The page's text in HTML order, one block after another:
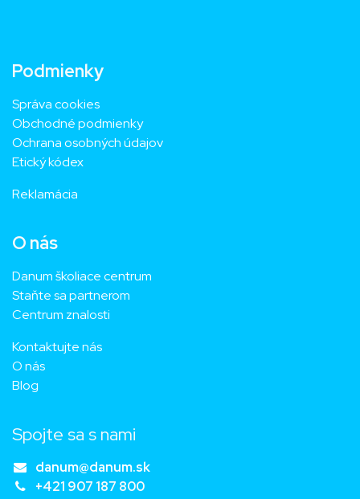
Podmienky
Správa cookies
Obchodné podmienky
Ochrana osobných údajov
Etický kódex
Reklamácia
O nás
Danum školiace centrum
Staňte sa partnerom
Centrum znalosti
Kontaktujte nás
O nás
Blog
Spojte sa s nami
danum@danum.sk
+421 907 187 800